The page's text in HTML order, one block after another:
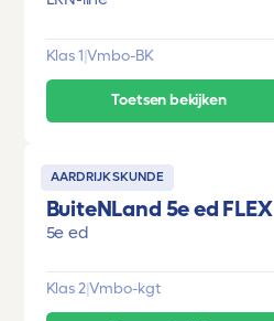
Klas 1|Vmbo-BK
Toetsen bekijken
AARDRIJKSKUNDE
BuiteNLand 5e ed FLEX
5e ed
Klas 2|Vmbo-kgt